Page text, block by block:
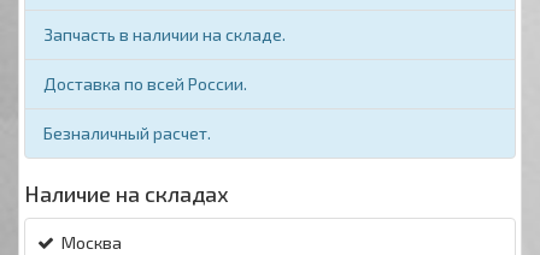
Запчасть в наличии на складе.
Доставка по всей России.
Безналичный расчет.
Наличие на складах
Москва